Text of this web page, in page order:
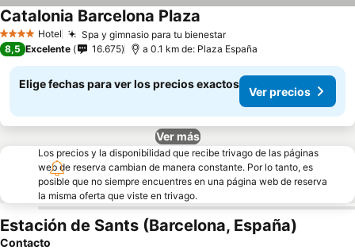
4 EstrellasHotel Spa y gimnasio para tu bienestar
Catalonia Barcelona Plaza
8,5 Excelente 16.675 a 0.1 km de: Plaza España
Elige fechas para ver los precios exactos
Ver precios
Ver más
Los precios y la disponibilidad que recibe trivago de las páginas
web de reserva cambian de manera constante. Por lo tanto, es
posible que no siempre encuentres en una página web de reserva
la misma oferta que viste en trivago.
Estación de Sants (Barcelona, España)
Contacto